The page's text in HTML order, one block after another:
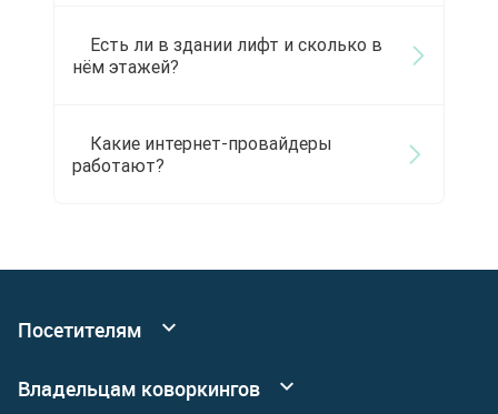
Есть ли в здании лифт и сколько в
нём этажей?
Какие интернет-провайдеры
работают?
Посетителям
События
Владельцам коворкингов